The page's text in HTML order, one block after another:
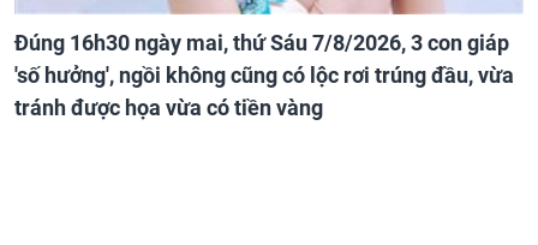
Đúng 16h30 ngày mai, thứ Sáu 7/8/2026, 3 con giáp
'số hưởng', ngồi không cũng có lộc rơi trúng đầu, vừa
tránh được họa vừa có tiền vàng